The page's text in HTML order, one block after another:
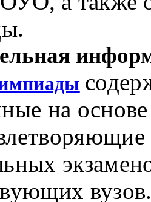
на основе